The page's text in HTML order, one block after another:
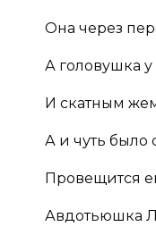
Она через
А головушка
И скатным
А и чуть было
Провещится
Авдотьюшка